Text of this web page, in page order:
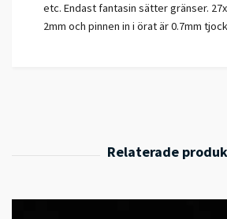
etc. Endast fantasin sätter gränser.
2mm och pinnen in i örat är 0.7mm